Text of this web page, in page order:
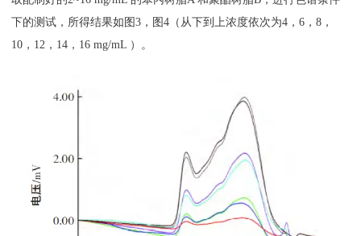
下的测试，所得结果如图3，图4（从下到上浓度依次为4，6，8，
10，12，14，16 mg/mL ）。